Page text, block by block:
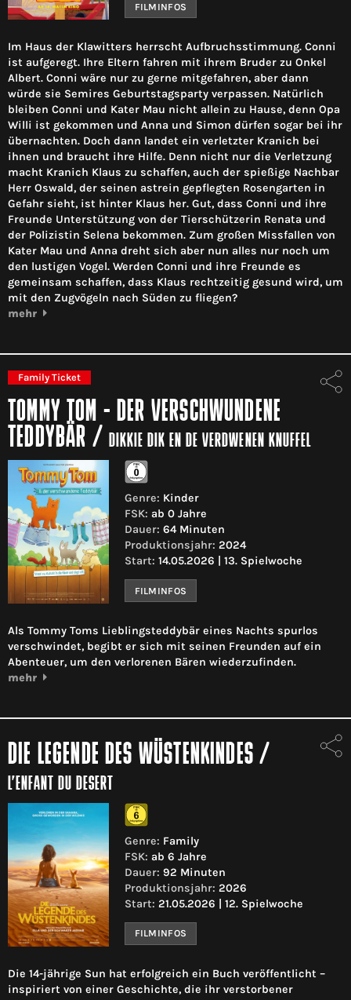
FILMINFOS
Im Haus der Klawitters herrscht Aufbruchsstimmung. Conni
ist aufgeregt. Ihre Eltern fahren mit ihrem Bruder zu Onkel
Albert. Conni wäre nur zu gerne mitgefahren, aber dann
würde sie Semires Geburtstagsparty verpassen. Natürlich
bleiben Conni und Kater Mau nicht allein zu Hause, denn Opa
Willi ist gekommen und Anna und Simon dürfen sogar bei ihr
übernachten. Doch dann landet ein verletzter Kranich bei
ihnen und braucht ihre Hilfe. Denn nicht nur die Verletzung
macht Kranich Klaus zu schaffen, auch der spießige Nachbar
Herr Oswald, der seinen astrein gepflegten Rosengarten in
Gefahr sieht, ist hinter Klaus her. Gut, dass Conni und ihre
Freunde Unterstützung von der Tierschützerin Renata und
der Polizistin Selena bekommen. Zum großen Missfallen von
Kater Mau und Anna dreht sich aber nun alles nur noch um
den lustigen Vogel. Werden Conni und ihre Freunde es
gemeinsam schaffen, dass Klaus rechtzeitig gesund wird, um
mit den Zugvögeln nach Süden zu fliegen?
mehr
Family Ticket
TOMMY TOM - DER VERSCHWUNDENE
TEDDYBÄR / DIKKIE DIK EN DE VERDWENEN KNUFFEL
Genre: Kinder
FSK: ab 0 Jahre
Dauer: 64 Minuten
Produktionsjahr: 2024
Start: 14.05.2026 | 13. Spielwoche
FILMINFOS
Als Tommy Toms Lieblingsteddybär eines Nachts spurlos
verschwindet, begibt er sich mit seinen Freunden auf ein
Abenteuer, um den verlorenen Bären wiederzufinden.
mehr
DIE LEGENDE DES WÜSTENKINDES /
L’ENFANT DU DESERT
Genre: Family
FSK: ab 6 Jahre
Dauer: 92 Minuten
Produktionsjahr: 2026
Start: 21.05.2026 | 12. Spielwoche
FILMINFOS
Die 14-jährige Sun hat erfolgreich ein Buch veröffentlicht –
inspiriert von einer Geschichte, die ihr verstorbener